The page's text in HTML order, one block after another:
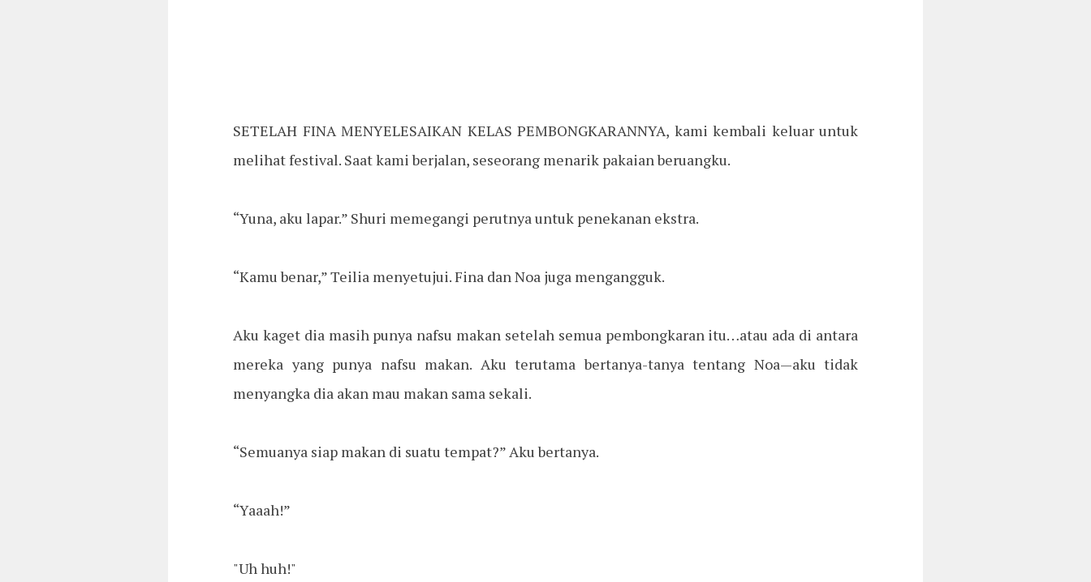
SETELAH FINA MENYELESAIKAN KELAS PEMBONGKARANNYA, kami kembali keluar untuk
melihat festival. Saat kami berjalan, seseorang menarik pakaian beruangku.
“Yuna, aku lapar.” Shuri memegangi perutnya untuk penekanan ekstra.
“Kamu benar,” Teilia menyetujui. Fina dan Noa juga mengangguk.
Aku kaget dia masih punya nafsu makan setelah semua pembongkaran itu…atau ada di antara
mereka yang punya nafsu makan. Aku terutama bertanya-tanya tentang Noa—aku tidak
menyangka dia akan mau makan sama sekali.
“Semuanya siap makan di suatu tempat?” Aku bertanya.
“Yaaah!”
"Uh huh!"